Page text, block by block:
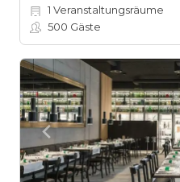
1 Veranstaltungsräume
500 Gäste